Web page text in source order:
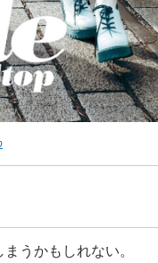
うかもしれない。